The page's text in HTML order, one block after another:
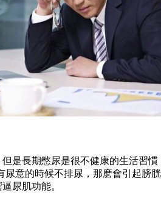
是長期憋尿是很不健康的生活習
尿意的時候不排尿，那麽會引起膀
尿肌功能。